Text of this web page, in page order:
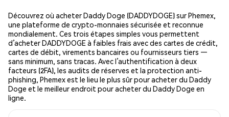
Découvrez où acheter Daddy Doge (DADDYDOGE) sur Phemex,
une plateforme de crypto-monnaies sécurisée et reconnue
mondialement. Ces trois étapes simples vous permettent
d’acheter DADDYDOGE à faibles frais avec des cartes de crédit,
cartes de débit, virements bancaires ou fournisseurs tiers —
sans minimum, sans tracas. Avec l’authentification à deux
facteurs (2FA), les audits de réserves et la protection anti-
phishing, Phemex est le lieu le plus sûr pour acheter du Daddy
Doge et le meilleur endroit pour acheter du Daddy Doge en
ligne.